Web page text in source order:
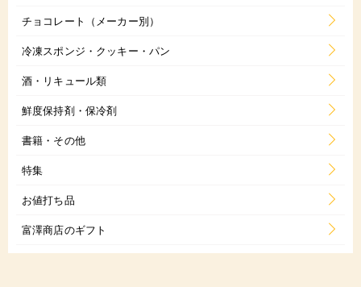
チョコレート（メーカー別）
冷凍スポンジ・クッキー・パン
酒・リキュール類
鮮度保持剤・保冷剤
書籍・その他
特集
お値打ち品
富澤商店のギフト